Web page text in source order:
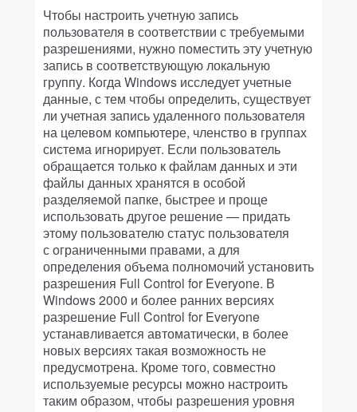
Чтобы настроить учетную запись
пользователя в соответствии с требуемыми
разрешениями, нужно поместить эту учетную
запись в соответствующую локальную
группу. Когда Windows исследует учетные
данные, с тем чтобы определить, существует
ли учетная запись удаленного пользователя
на целевом компьютере, членство в группах
система игнорирует. Если пользователь
обращается только к файлам данных и эти
файлы данных хранятся в особой
разделяемой папке, быстрее и проще
использовать другое решение — придать
этому пользователю статус пользователя
с ограниченными правами, а для
определения объема полномочий установить
разрешения Full Control for Everyone. В
Windows 2000 и более ранних версиях
разрешение Full Control for Everyone
устанавливается автоматически, в более
новых версиях такая возможность не
предусмотрена. Кроме того, совместно
используемые ресурсы можно настроить
таким образом, чтобы разрешения уровня